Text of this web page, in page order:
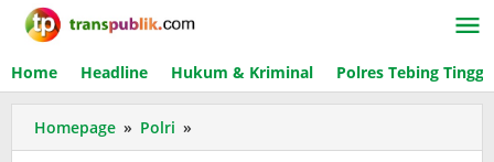
Lewati
Home Headline Hukum & Kriminal Polres Tebing Tinggi
Homepage » Polri »
Hari